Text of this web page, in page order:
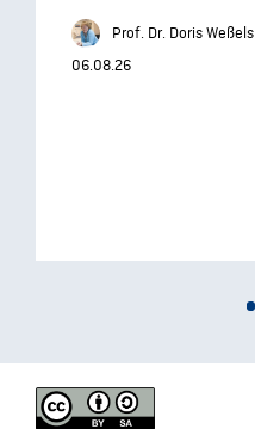
Prof. Dr. Doris Weßels
06.08.26